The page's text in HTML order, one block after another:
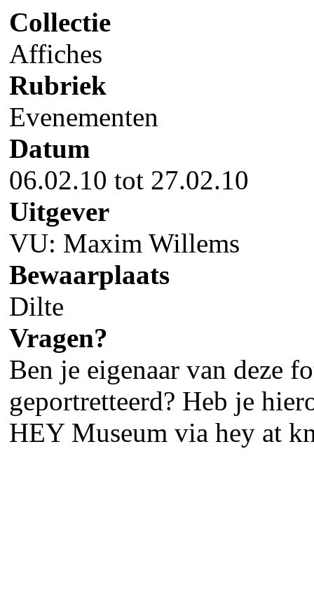
Collectie
Affiches
Rubriek
Evenementen
Datum
06.02.10 tot 27.02.10
Uitgever
VU: Maxim Willems
Bewaarplaats
Dilte
Vragen?
Ben je eigenaar van deze
geportretteerd? Heb je
HEY Museum via hey at